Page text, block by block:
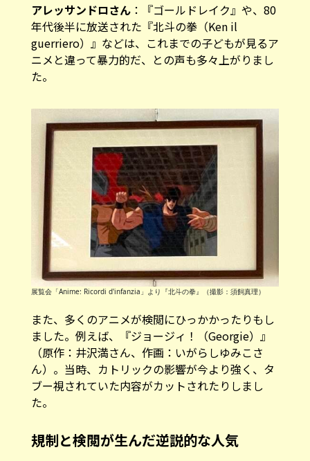
アレッサンドロさん：『ゴールドレイク』や、80
年代後半に放送された『北斗の拳（Ken il
guerriero）』などは、これまでの子どもが見るア
ニメと違って暴力的だ、との声も多々上がりまし
た。
展覧会「Anime: Ricordi d'infanzia」より『北斗の拳』（撮影：須飼真理）
また、多くのアニメが検閲にひっかかったりもし
ました。例えば、『ジョージィ！（Georgie）』
（原作：井沢満さん、作画：いがらしゆみこさ
ん）。当時、カトリックの影響が今より強く、タ
ブー視されていた内容がカットされたりしまし
た。
規制と検閲が生んだ逆説的な人気